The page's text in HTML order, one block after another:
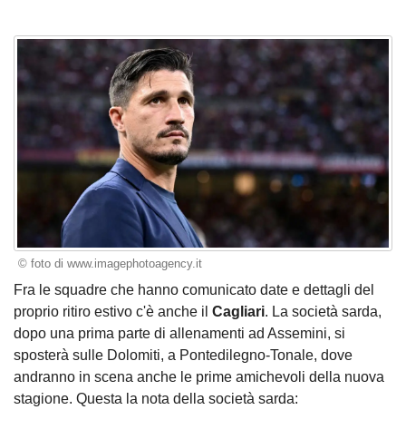
© foto di www.imagephotoagency.it
Fra le squadre che hanno comunicato date e dettagli del
proprio ritiro estivo c'è anche il Cagliari. La società sarda,
dopo una prima parte di allenamenti ad Assemini, si
sposterà sulle Dolomiti, a Pontedilegno-Tonale, dove
andranno in scena anche le prime amichevoli della nuova
stagione. Questa la nota della società sarda: